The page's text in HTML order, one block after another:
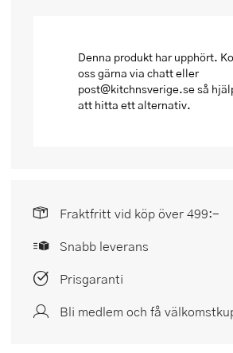
Denna produkt har upphört.
oss gärna via chatt eller
post@kitchnsverige.se så
att hitta ett alternativ.
Fraktfritt vid köp över 499:-
Snabb leverans
Prisgaranti
Bli medlem och få